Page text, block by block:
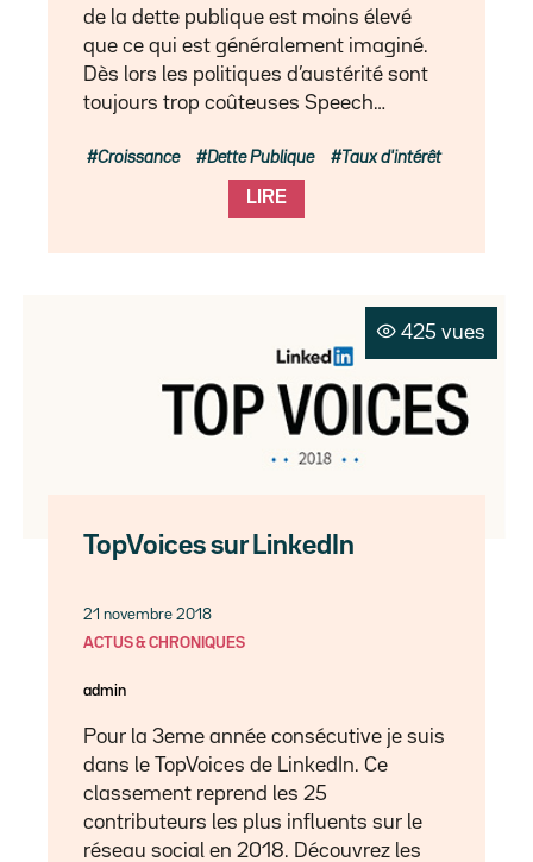
de la dette publique est moins élevé
que ce qui est généralement imaginé.
Dès lors les politiques d’austérité sont
toujours trop coûteuses Speech…
LIRE
Croissance Dette Publique Taux d'intérêt
425 vues
TopVoices sur LinkedIn
21 novembre 2018
ACTUS & CHRONIQUES
admin
Pour la 3eme année consécutive je suis
dans le TopVoices de LinkedIn. Ce
classement reprend les 25
contributeurs les plus influents sur le
réseau social en 2018. Découvrez les